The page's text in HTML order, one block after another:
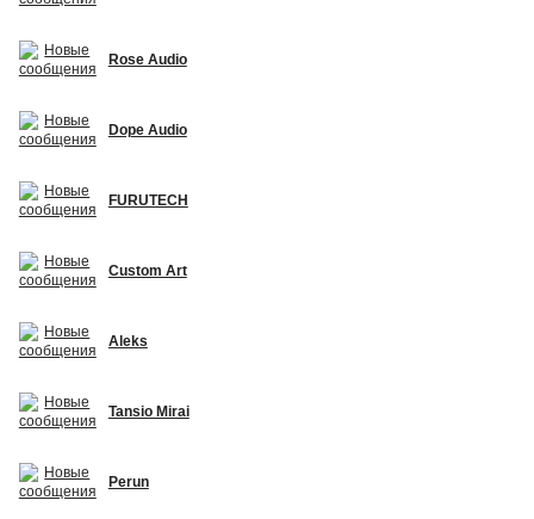
Rose Audio
Dope Audio
FURUTECH
Custom Art
Aleks
Tansio Mirai
Perun